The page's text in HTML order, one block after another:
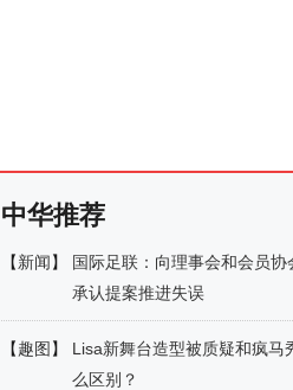
中华推荐
【新闻】
国际足联：向理事会和会员协
承认提案推进失误
【趣图 】
Lisa新舞台造型被质疑和疯马
么区别？